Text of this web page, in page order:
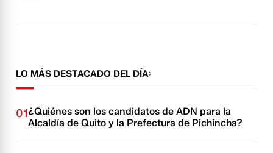
LO MÁS DESTACADO DEL DÍA
01¿Quiénes son los candidatos de ADN para la
Alcaldía de Quito y la Prefectura de Pichincha?